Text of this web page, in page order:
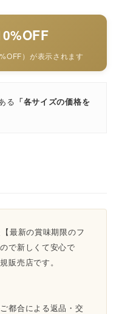
）が表示されます
る 「各サイズの価格を
最新の賞味期限のフ
で新しくて安心で
販売店です。
都合による返品・交